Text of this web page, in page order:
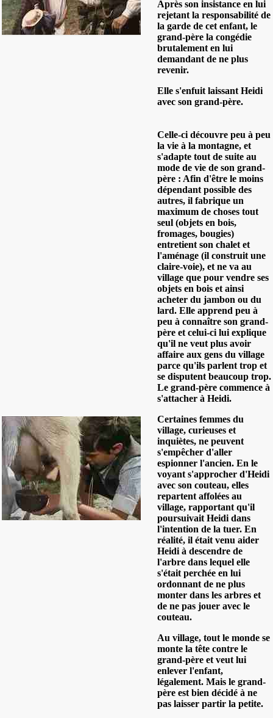
Après son insistance en lui
rejetant la responsabilité de
la garde de cet enfant, le
grand-père la congédie
brutalement en lui
demandant de ne plus
revenir.
Elle s'enfuit laissant Heidi
avec son grand-père.
Celle-ci découvre peu à peu
la vie à la montagne, et
s'adapte tout de suite au
mode de vie de son grand-
père : Afin d'être le moins
dépendant possible des
autres, il fabrique un
maximum de choses tout
seul (objets en bois,
fromages, bougies)
entretient son chalet et
l'aménage (il construit une
claire-voie), et ne va au
village que pour vendre ses
objets en bois et ainsi
acheter du jambon ou du
lard. Elle apprend peu à
peu à connaître son grand-
père et celui-ci lui explique
qu'il ne veut plus avoir
affaire aux gens du village
parce qu'ils parlent trop et
se disputent beaucoup trop.
Le grand-père commence à
s'attacher à Heidi.
Certaines femmes du
village, curieuses et
inquiètes, ne peuvent
s'empêcher d'aller
espionner l'ancien. En le
voyant s'approcher d'Heidi
avec son couteau, elles
repartent affolées au
village, rapportant qu'il
poursuivait Heidi dans
l'intention de la tuer. En
réalité, il était venu aider
Heidi à descendre de
l'arbre dans lequel elle
s'était perchée en lui
ordonnant de ne plus
monter dans les arbres et
de ne pas jouer avec le
couteau.
Au village, tout le monde se
monte la tête contre le
grand-père et veut lui
enlever l'enfant,
légalement. Mais le grand-
père est bien décidé à ne
pas laisser partir la petite.